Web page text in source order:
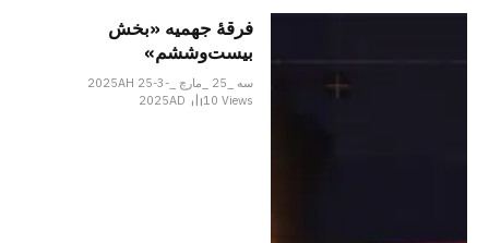
فرقۀ جهمیه «بخش
بیست‌وششم»
سه _25 _مارچ _2025AH 25-3-
2025AD
10Views